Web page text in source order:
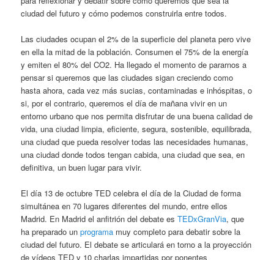
ciudad del futuro y cómo podemos construirla entre todos.
Las ciudades ocupan el 2% de la superficie del planeta pero vive
en ella la mitad de la población. Consumen el 75% de la energía
y emiten el 80% del CO2. Ha llegado el momento de pararnos a
pensar si queremos que las ciudades sigan creciendo como
hasta ahora, cada vez más sucias, contaminadas e inhóspitas, o
si, por el contrario, queremos el día de mañana vivir en un
entorno urbano que nos permita disfrutar de una buena calidad de
vida, una ciudad limpia, eficiente, segura, sostenible, equilibrada,
una ciudad que pueda resolver todas las necesidades humanas,
una ciudad donde todos tengan cabida, una ciudad que sea, en
definitiva, un buen lugar para vivir.
El día 13 de octubre TED celebra el día de la Ciudad de forma
simultánea en 70 lugares diferentes del mundo, entre ellos
Madrid. En Madrid el anfitrión del debate esTEDxGranVia, que
ha preparado unprograma muy completo para debatir sobre la
ciudad del futuro. El debate se articulará en torno a la proyección
de vídeos TED y 10 charlas impartidas por ponentes